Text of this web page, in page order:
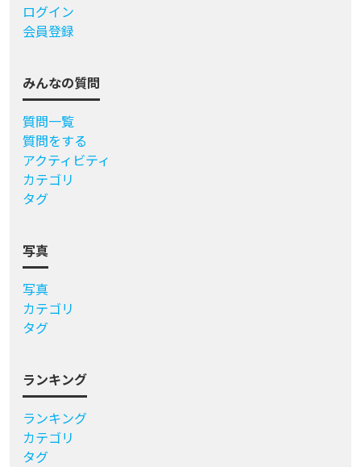
ログイン
会員登録
みんなの質問
質問一覧
質問をする
アクティビティ
カテゴリ
タグ
写真
写真
カテゴリ
タグ
ランキング
ランキング
カテゴリ
タグ